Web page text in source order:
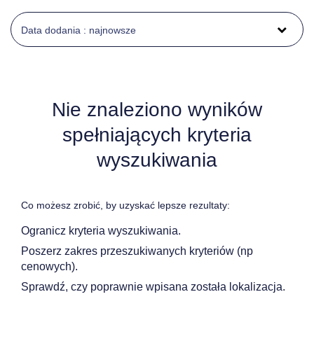
Data dodania : najnowsze
Nie znaleziono wyników
spełniających kryteria
wyszukiwania
Co możesz zrobić, by uzyskać lepsze rezultaty:
Ogranicz kryteria wyszukiwania.
Poszerz zakres przeszukiwanych kryteriów (np
cenowych).
Sprawdź, czy poprawnie wpisana została lokalizacja.